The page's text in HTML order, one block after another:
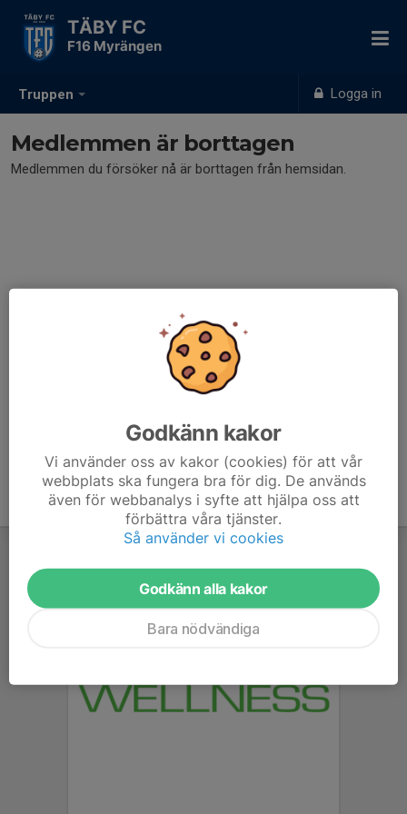
Truppen Logga in
TÄBY FC
F16 Myrängen
Medlemmen är borttagen
Medlemmen du försöker nå är borttagen från hemsidan.
Godkänn kakor
Vi använder oss av kakor (cookies) för att vår
webbplats ska fungera bra för dig. De används
även för webbanalys i syfte att hjälpa oss att
förbättra våra tjänster.
Så använder vi cookies
Godkänn alla kakor
Bara nödvändiga